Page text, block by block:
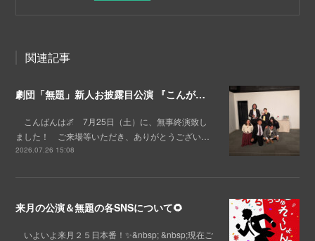
関連記事
劇団「無題」新人お披露目公演 『こんがらがっちゅれ～しょんっ』終演！💐
こんばんは🌌 7月25日（土）に、無事終演致し
ました！ ご来場等いただき、ありがとうござい…
2026.07.26 15:08
来月の公演＆無題の各SNSについて🌻
いよいよ来月２５日本番！✨&nbsp; &nbsp;現在ご